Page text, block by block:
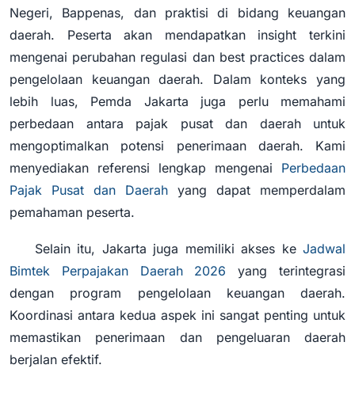
Negeri, Bappenas, dan praktisi di bidang keuangan
daerah. Peserta akan mendapatkan insight terkini
mengenai perubahan regulasi dan best practices dalam
pengelolaan keuangan daerah. Dalam konteks yang
lebih luas, Pemda Jakarta juga perlu memahami
perbedaan antara pajak pusat dan daerah untuk
mengoptimalkan potensi penerimaan daerah. Kami
menyediakan referensi lengkap mengenai Perbedaan
Pajak Pusat dan Daerah yang dapat memperdalam
pemahaman peserta.
Selain itu, Jakarta juga memiliki akses ke Jadwal
Bimtek Perpajakan Daerah 2026 yang terintegrasi
dengan program pengelolaan keuangan daerah.
Koordinasi antara kedua aspek ini sangat penting untuk
memastikan penerimaan dan pengeluaran daerah
berjalan efektif.